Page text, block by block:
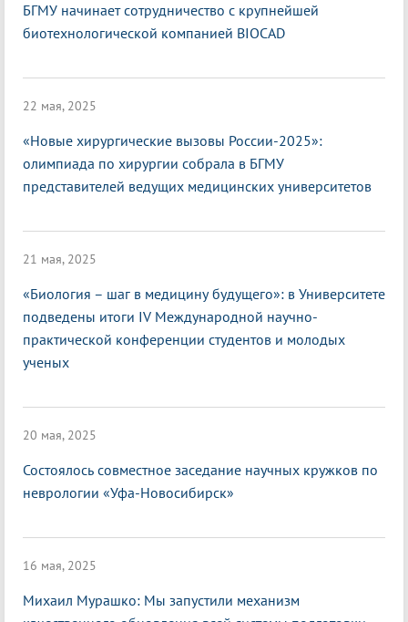
БГМУ начинает сотрудничество с крупнейшей
биотехнологической компанией BIOCAD
22 мая, 2025
«Новые хирургические вызовы России-2025»:
олимпиада по хирургии собрала в БГМУ
представителей ведущих медицинских университетов
21 мая, 2025
«Биология – шаг в медицину будущего»: в Университете
подведены итоги IV Международной научно-
практической конференции студентов и молодых
ученых
20 мая, 2025
Состоялось совместное заседание научных кружков по
неврологии «Уфа-Новосибирск»
16 мая, 2025
Михаил Мурашко: Мы запустили механизм